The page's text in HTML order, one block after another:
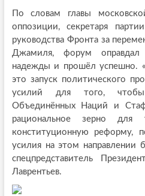
По словам главы
оппозиции, секретаря
руководства Фронта за
Джамиля, форум оправдал
надежды и прошёл успешно.
это запуск политического
усилий для того, чтобы
Объединённых Наций и
рациональное зерно для
конституционную реформу,
усилия на этом
спецпредставитель
Лаврентьев.